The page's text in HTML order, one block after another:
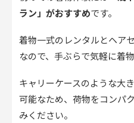
ラン」がおすすめです。
着物一式のレンタルとヘア
なので、手ぶらで気軽に着
キャリーケースのような大
可能なため、荷物をコンパ
みください。